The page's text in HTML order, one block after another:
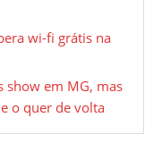
wi-fi grátis na
show em MG, mas
o quer de volta